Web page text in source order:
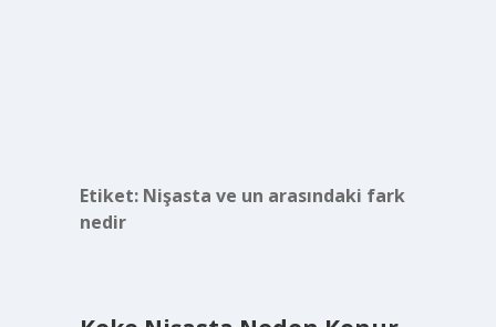
Etiket: Nişasta ve un arasındaki fark
nedir